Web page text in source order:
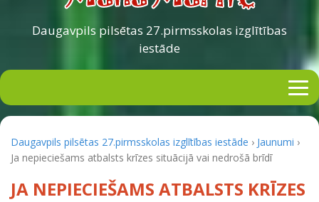
Daugavpils pilsētas 27.pirmsskolas izglītības
iestāde
Daugavpils pilsētas 27.pirmsskolas izglītības iestāde › Jaunumi ›
Ja nepieciešams atbalsts krīzes situācijā vai nedrošā brīdī
JA NEPIECIEŠAMS ATBALSTS KRĪZES